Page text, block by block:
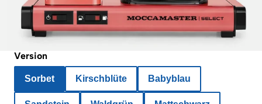
Version
Sorbet Kirschblüte Babyblau